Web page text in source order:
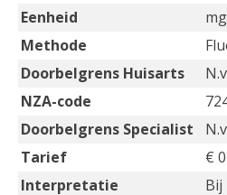
Eenheid
Methode
Doorbelgrens Huisarts
NZA-code
Doorbelgrens Specialist
Tarief
€
Interpretatie
Bij